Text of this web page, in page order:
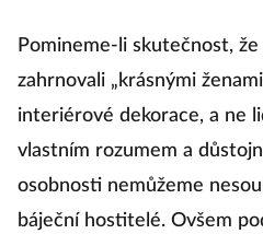
Pomineme-li skutečnost,
zahrnovali „krásnými
interiérové dekorace, a ne
vlastním rozumem a
osobnosti nemůžeme
báječní hostitelé. Ovšem